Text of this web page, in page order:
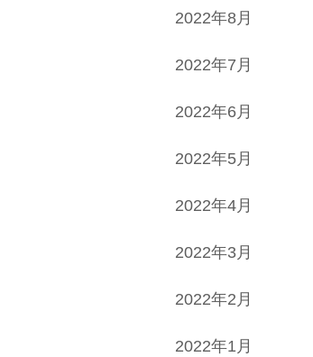
2022年8月
2022年7月
2022年6月
2022年5月
2022年4月
2022年3月
2022年2月
2022年1月